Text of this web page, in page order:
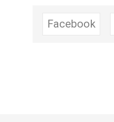
Facebook